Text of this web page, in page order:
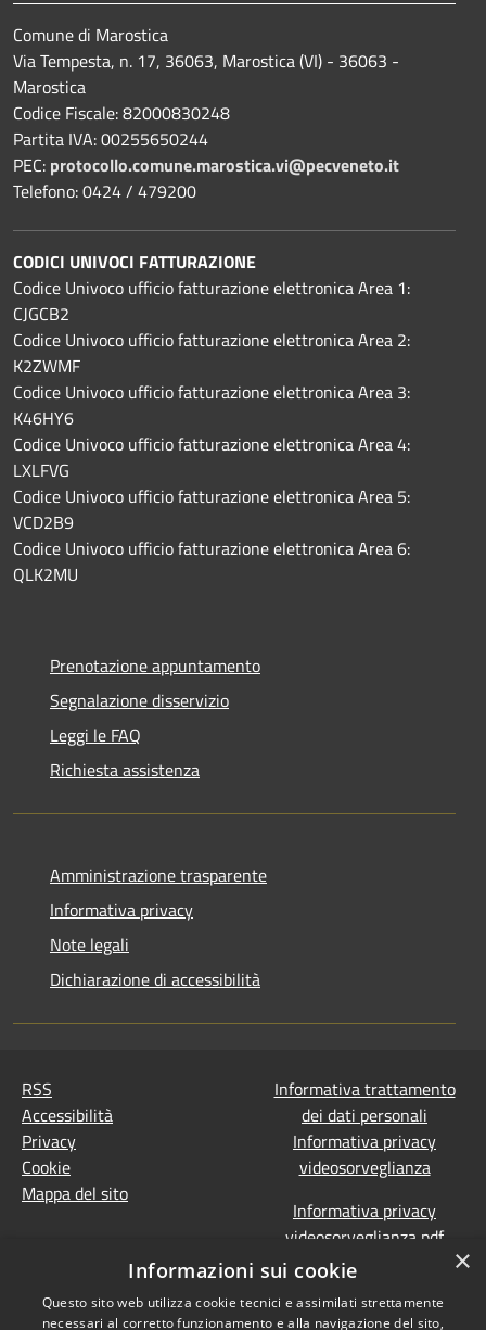
Comune di Marostica
Via Tempesta, n. 17, 36063, Marostica (VI) - 36063 -
Marostica
Codice Fiscale: 82000830248
Partita IVA: 00255650244
PEC: protocollo.comune.marostica.vi@pecveneto.it
Telefono: 0424 / 479200
CODICI UNIVOCI FATTURAZIONE
Codice Univoco ufficio fatturazione elettronica Area 1:
CJGCB2
Codice Univoco ufficio fatturazione elettronica Area 2:
K2ZWMF
Codice Univoco ufficio fatturazione elettronica Area 3:
K46HY6
Codice Univoco ufficio fatturazione elettronica Area 4:
LXLFVG
Codice Univoco ufficio fatturazione elettronica Area 5:
VCD2B9
Codice Univoco ufficio fatturazione elettronica Area 6:
QLK2MU
Prenotazione appuntamento
Segnalazione disservizio
Leggi le FAQ
Richiesta assistenza
Amministrazione trasparente
Informativa privacy
Note legali
Dichiarazione di accessibilità
RSS
Accessibilità
Privacy
Cookie
Mappa del sito
Informativa trattamento
dei dati personali
Informativa privacy
videosorveglianza
Informativa privacy
videosorveglianza pdf
Dichiarazione di
Obiettivi accessibilità
×
Informazioni sui cookie
Questo sito web utilizza cookie tecnici e assimilati strettamente
necessari al corretto funzionamento e alla navigazione del sito,